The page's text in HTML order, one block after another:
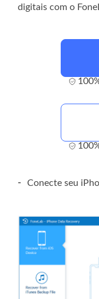
digitais com o
- Conecte seu